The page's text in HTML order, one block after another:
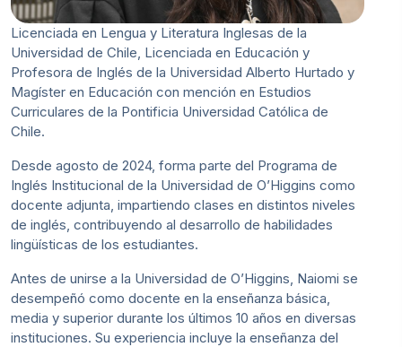
Licenciada en Lengua y Literatura Inglesas de la
Universidad de Chile, Licenciada en Educación y
Profesora de Inglés de la Universidad Alberto Hurtado y
Magíster en Educación con mención en Estudios
Curriculares de la Pontificia Universidad Católica de
Chile.
Desde agosto de 2024, forma parte del Programa de
Inglés Institucional de la Universidad de O’Higgins como
docente adjunta, impartiendo clases en distintos niveles
de inglés, contribuyendo al desarrollo de habilidades
lingüísticas de los estudiantes.
Antes de unirse a la Universidad de O’Higgins, Naiomi se
desempeñó como docente en la enseñanza básica,
media y superior durante los últimos 10 años en diversas
instituciones. Su experiencia incluye la enseñanza del